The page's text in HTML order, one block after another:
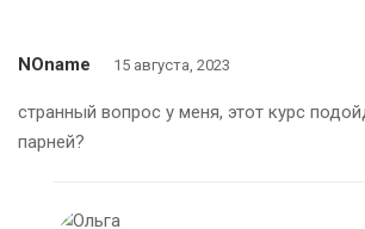
NOname 15 августа, 2023
странный вопрос у меня, этот курс
парней?